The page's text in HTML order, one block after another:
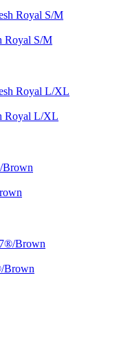
Royal S/M
Royal L/XL
Brown